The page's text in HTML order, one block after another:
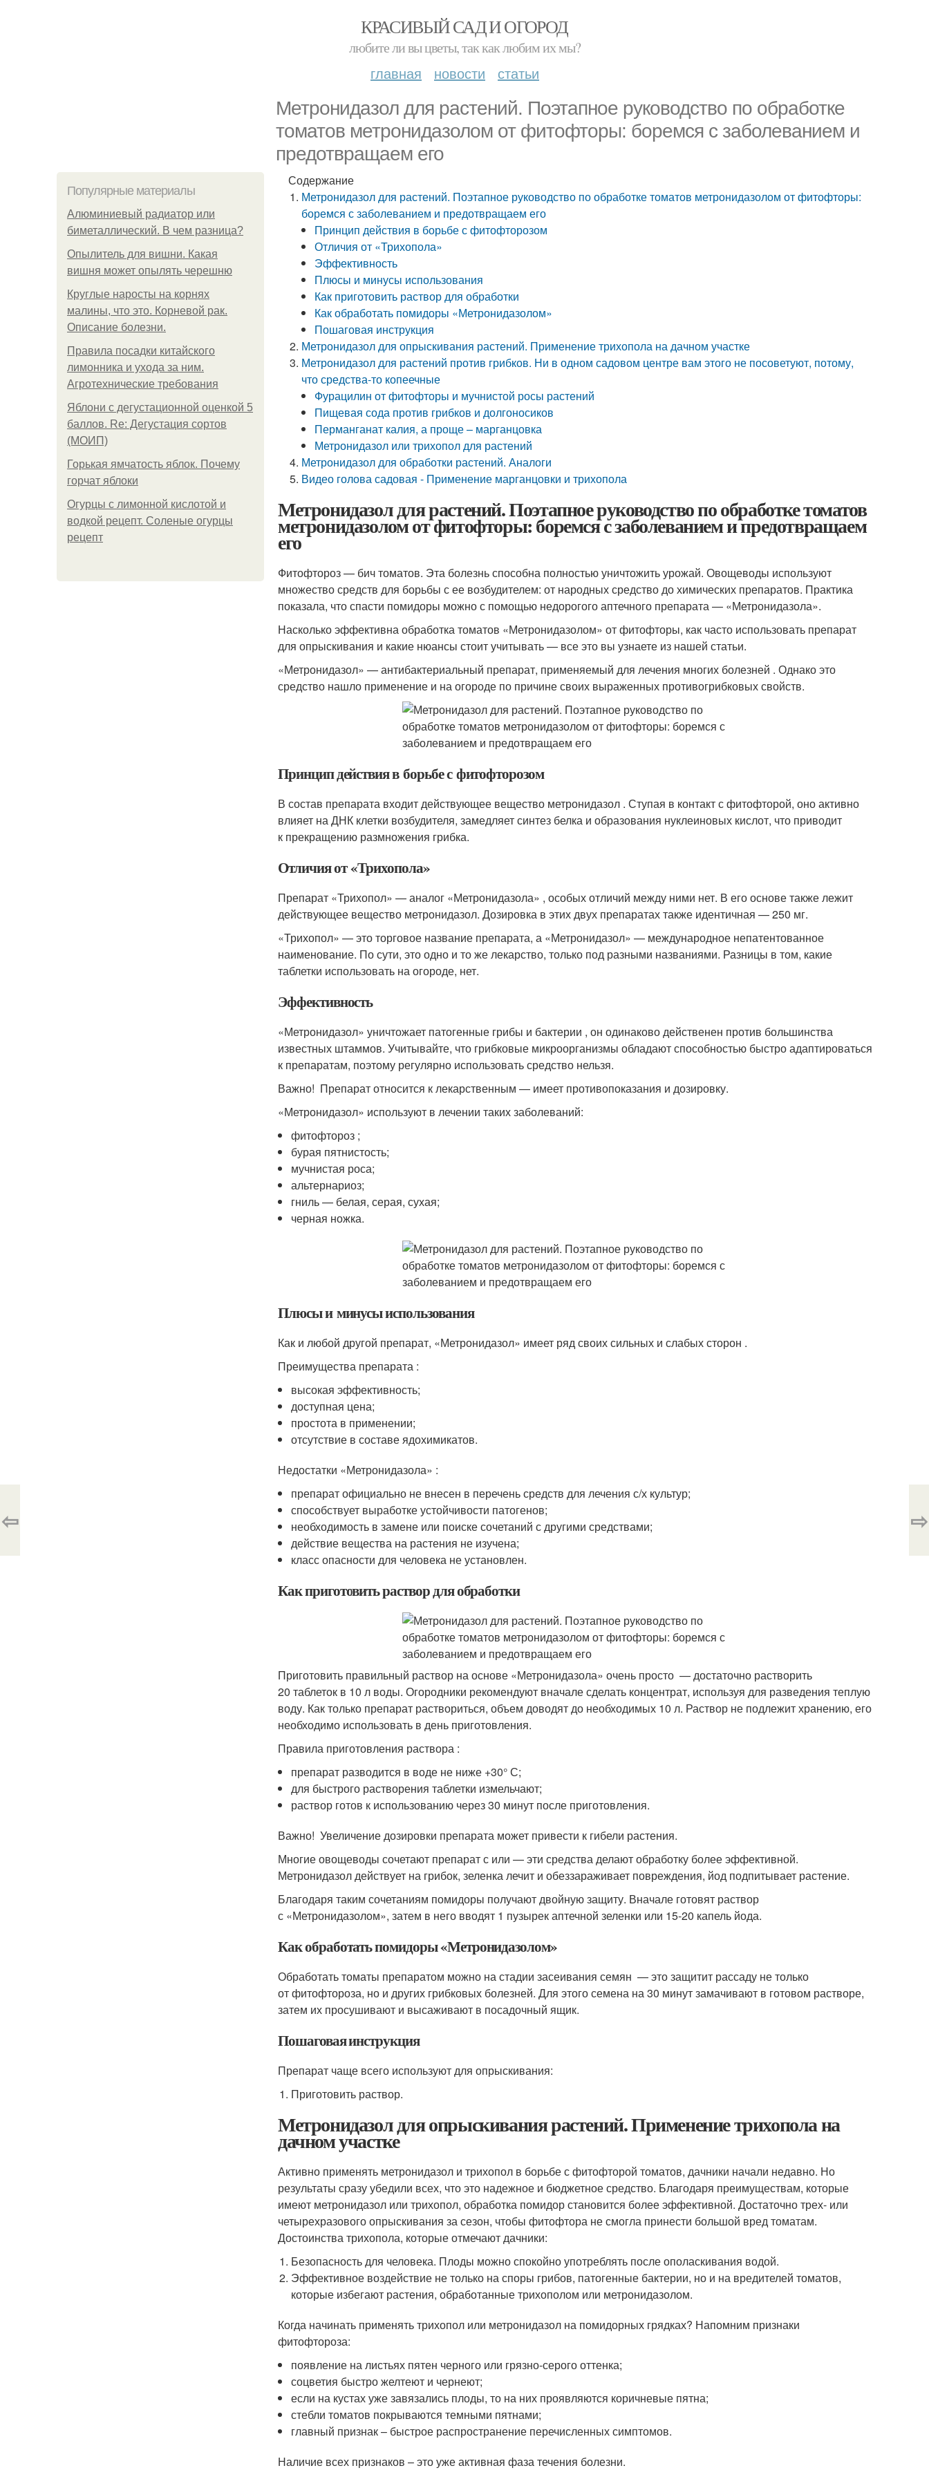
КРАСИВЫЙ САД И ОГОРОД
любите ли вы цветы, так как любим их мы?
главная новости статьи
Метронидазол для растений. Поэтапное руководство по обработке
томатов метронидазолом от фитофторы: боремся с заболеванием и
предотвращаем его
Популярные материалы
Алюминиевый радиатор или
биметаллический. В чем разница?
Опылитель для вишни. Какая
вишня может опылять черешню
Круглые наросты на корнях
малины, что это. Корневой рак.
Описание болезни.
Правила посадки китайского
лимонника и ухода за ним.
Агротехнические требования
Яблони с дегустационной оценкой 5
баллов. Re: Дегустация сортов
(МОИП)
Горькая ямчатость яблок. Почему
горчат яблоки
Огурцы с лимонной кислотой и
водкой рецепт. Соленые огурцы
рецепт
Содержание
Метронидазол для растений. Поэтапное руководство по обработке томатов метронидазолом от фитофторы:
боремся с заболеванием и предотвращаем его
Принцип действия в борьбе с фитофторозом
Отличия от «Трихопола»
Эффективность
Плюсы и минусы использования
Как приготовить раствор для обработки
Как обработать помидоры «Метронидазолом»
Пошаговая инструкция
Метронидазол для опрыскивания растений. Применение трихопола на дачном участке
Метронидазол для растений против грибков. Ни в одном садовом центре вам этого не посоветуют, потому,
что средства-то копеечные
Фурацилин от фитофторы и мучнистой росы растений
Пищевая сода против грибков и долгоносиков
Перманганат калия, а проще – марганцовка
Метронидазол или трихопол для растений
Метронидазол для обработки растений. Аналоги
Видео голова садовая - Применение марганцовки и трихопола
Метронидазол для растений. Поэтапное руководство по обработке томатов
метронидазолом от фитофторы: боремся с заболеванием и предотвращаем
его
Фитофтороз — бич томатов. Эта болезнь способна полностью уничтожить урожай. Овощеводы используют
множество средств для борьбы с ее возбудителем: от народных средство до химических препаратов. Практика
показала, что спасти помидоры можно с помощью недорогого аптечного препарата — «Метронидазола».
Насколько эффективна обработка томатов «Метронидазолом» от фитофторы, как часто использовать препарат
для опрыскивания и какие нюансы стоит учитывать — все это вы узнаете из нашей статьи.
«Метронидазол» — антибактериальный препарат, применяемый для лечения многих болезней . Однако это
средство нашло применение и на огороде по причине своих выраженных противогрибковых свойств.
Принцип действия в борьбе с фитофторозом
В состав препарата входит действующее вещество метронидазол . Ступая в контакт с фитофторой, оно активно
влияет на ДНК клетки возбудителя, замедляет синтез белка и образования нуклеиновых кислот, что приводит
к прекращению размножения грибка.
Отличия от «Трихопола»
Препарат «Трихопол» — аналог «Метронидазола» , особых отличий между ними нет. В его основе также лежит
действующее вещество метронидазол. Дозировка в этих двух препаратах также идентичная — 250 мг.
«Трихопол» — это торговое название препарата, а «Метронидазол» — международное непатентованное
наименование. По сути, это одно и то же лекарство, только под разными названиями. Разницы в том, какие
таблетки использовать на огороде, нет.
Эффективность
«Метронидазол» уничтожает патогенные грибы и бактерии , он одинаково действенен против большинства
известных штаммов. Учитывайте, что грибковые микроорганизмы обладают способностью быстро адаптироваться
к препаратам, поэтому регулярно использовать средство нельзя.
Важно! Препарат относится к лекарственным — имеет противопоказания и дозировку.
«Метронидазол» используют в лечении таких заболеваний:
фитофтороз ;
бурая пятнистость;
мучнистая роса;
альтернариоз;
гниль — белая, серая, сухая;
черная ножка.
Плюсы и минусы использования
Как и любой другой препарат, «Метронидазол» имеет ряд своих сильных и слабых сторон .
Преимущества препарата :
высокая эффективность;
доступная цена;
простота в применении;
отсутствие в составе ядохимикатов.
Недостатки «Метронидазола» :
препарат официально не внесен в перечень средств для лечения с/х культур;
способствует выработке устойчивости патогенов;
необходимость в замене или поиске сочетаний с другими средствами;
действие вещества на растения не изучена;
класс опасности для человека не установлен.
Как приготовить раствор для обработки
Приготовить правильный раствор на основе «Метронидазола» очень просто — достаточно растворить
20 таблеток в 10 л воды. Огородники рекомендуют вначале сделать концентрат, используя для разведения теплую
воду. Как только препарат раствориться, объем доводят до необходимых 10 л. Раствор не подлежит хранению, его
необходимо использовать в день приготовления.
Правила приготовления раствора :
препарат разводится в воде не ниже +30° С;
для быстрого растворения таблетки измельчают;
раствор готов к использованию через 30 минут после приготовления.
Важно! Увеличение дозировки препарата может привести к гибели растения.
Многие овощеводы сочетают препарат с или — эти средства делают обработку более эффективной.
Метронидазол действует на грибок, зеленка лечит и обеззараживает повреждения, йод подпитывает растение.
Благодаря таким сочетаниям помидоры получают двойную защиту. Вначале готовят раствор
с «Метронидазолом», затем в него вводят 1 пузырек аптечной зеленки или 15-20 капель йода.
Как обработать помидоры «Метронидазолом»
Обработать томаты препаратом можно на стадии засеивания семян — это защитит рассаду не только
от фитофтороза, но и других грибковых болезней. Для этого семена на 30 минут замачивают в готовом растворе,
затем их просушивают и высаживают в посадочный ящик.
Пошаговая инструкция
Препарат чаще всего используют для опрыскивания:
Приготовить раствор.
Метронидазол для опрыскивания растений. Применение трихопола на
дачном участке
Активно применять метронидазол и трихопол в борьбе с фитофторой томатов, дачники начали недавно. Но
результаты сразу убедили всех, что это надежное и бюджетное средство. Благодаря преимуществам, которые
имеют метронидазол или трихопол, обработка помидор становится более эффективной. Достаточно трех- или
четырехразового опрыскивания за сезон, чтобы фитофтора не смогла принести большой вред томатам.
Достоинства трихопола, которые отмечают дачники:
Безопасность для человека. Плоды можно спокойно употреблять после ополаскивания водой.
Эффективное воздействие не только на споры грибов, патогенные бактерии, но и на вредителей томатов,
которые избегают растения, обработанные трихополом или метронидазолом.
Когда начинать применять трихопол или метронидазол на помидорных грядках? Напомним признаки
фитофтороза:
появление на листьях пятен черного или грязно-серого оттенка;
соцветия быстро желтеют и чернеют;
если на кустах уже завязались плоды, то на них проявляются коричневые пятна;
стебли томатов покрываются темными пятнами;
главный признак – быстрое распространение перечисленных симптомов.
Наличие всех признаков – это уже активная фаза течения болезни.
⇦ ⇨